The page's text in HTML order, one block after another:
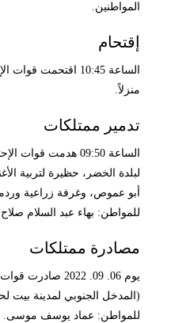
المواطنين.
إقتحام
الساعة 10:45
منزلاً.
تدمير ممتلكات
الساعة 09:50 هدمت
لبلدة الخضر، حظيرة لتربية
أبو عموص، وغرفة زراعية
للمواطن: بهاء عبد السلام
مصادرة ممتلكات
يوم 06. 09. 2022
(المدخل الجنوبي لمدينة بيت
للمواطن: عماد يوسف موسى.